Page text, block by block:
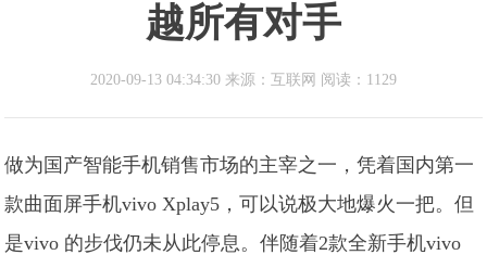
越所有对手
2020-09-13 04:34:30 来源：互联网 阅读：1129
做为国产智能手机销售市场的主宰之一，凭着国内第一
款曲面屏手机vivo Xplay5，可以说极大地爆火一把。但
是vivo 的步伐仍未从此停息。伴随着2款全新手机vivo